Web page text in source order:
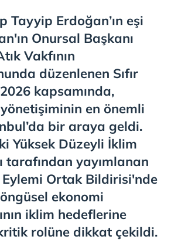
Tayyip Erdoğan’ın eşi
Onursal Başkanı
Vakfının
düzenlenen Sıfır
kapsamında,
en önemli
bir araya geldi.
Yüksek Düzeyli İklim
tarafından yayımlanan
Ortak Bildirisi'nde
ekonomi
iklim hedeflerine
rolüne dikkat çekildi.